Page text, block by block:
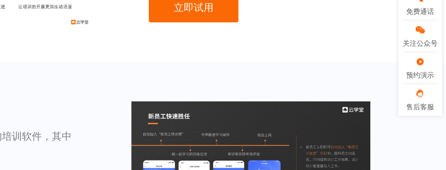
免费通话
关注公众号
预约演示
售后客服
立即试用
训软件，其中
免费通话
关注公众号
预约演示
售后客服